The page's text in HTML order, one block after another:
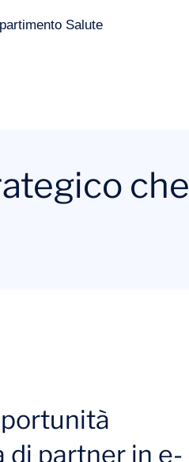
Salute
che
di partner in e-